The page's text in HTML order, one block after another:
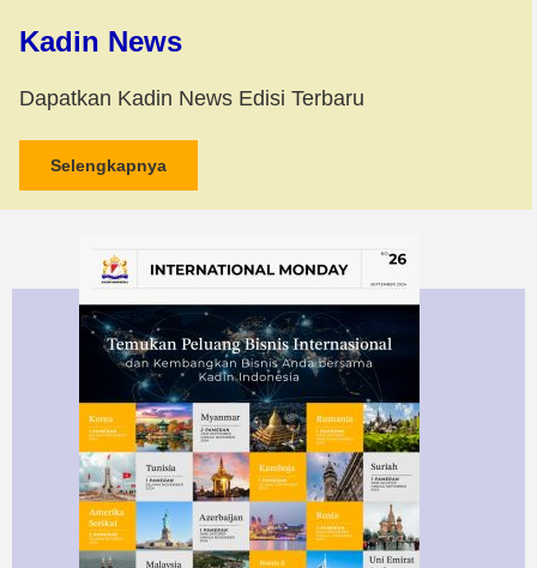
Kadin News
Dapatkan Kadin News Edisi Terbaru
Selengkapnya